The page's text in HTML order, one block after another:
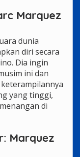
Marquez
dunia
diri secara
Dia ingin
ini dan
yang tinggi,
di
Marquez